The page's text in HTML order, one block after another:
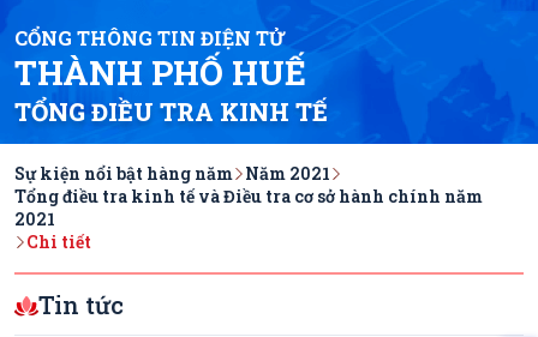
TỔNG ĐIỀU TRA KINH TẾ
CỔNG THÔNG TIN ĐIỆN TỬ
THÀNH PHỐ HUẾ
Sự kiện nổi bật hàng năm Năm 2021
Tổng điều tra kinh tế và Điều tra cơ sở hành chính năm
2021
Chi tiết
Tin tức